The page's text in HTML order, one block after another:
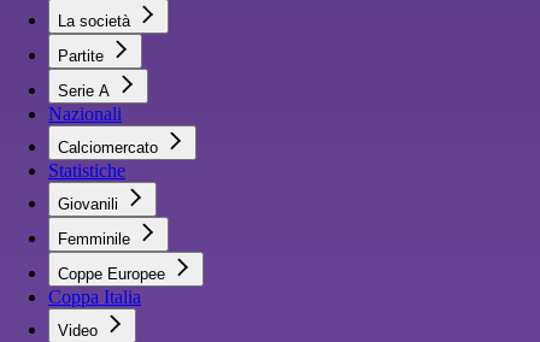
La società
Partite
Serie A
Nazionali
Calciomercato
Statistiche
Giovanili
Femminile
Coppe Europee
Coppa Italia
Video